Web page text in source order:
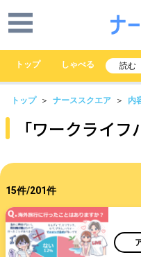
トップ しゃべる 読む
トップ ＞ ナーススクエア ＞ 内
「ワークライ
15件/201件